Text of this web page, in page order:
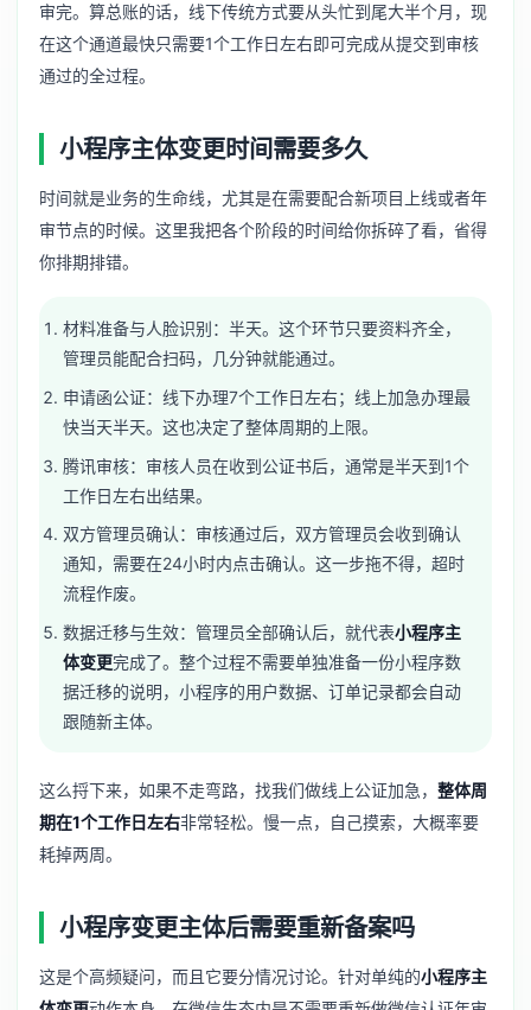
审完。算总账的话，线下传统方式要从头忙到尾大半个月，现
在这个通道最快只需要1个工作日左右即可完成从提交到审核
通过的全过程。
小程序主体变更时间需要多久
时间就是业务的生命线，尤其是在需要配合新项目上线或者年
审节点的时候。这里我把各个阶段的时间给你拆碎了看，省得
你排期排错。
材料准备与人脸识别：半天。这个环节只要资料齐全，
管理员能配合扫码，几分钟就能通过。
申请函公证：线下办理7个工作日左右；线上加急办理最
快当天半天。这也决定了整体周期的上限。
腾讯审核：审核人员在收到公证书后，通常是半天到1个
工作日左右出结果。
双方管理员确认：审核通过后，双方管理员会收到确认
通知，需要在24小时内点击确认。这一步拖不得，超时
流程作废。
数据迁移与生效：管理员全部确认后，就代表小程序主
体变更完成了。整个过程不需要单独准备一份小程序数
据迁移的说明，小程序的用户数据、订单记录都会自动
跟随新主体。
这么捋下来，如果不走弯路，找我们做线上公证加急， 整体周
期在1个工作日左右非常轻松。慢一点，自己摸索，大概率要
耗掉两周。
小程序变更主体后需要重新备案吗
这是个高频疑问，而且它要分情况讨论。针对单纯的小程序主